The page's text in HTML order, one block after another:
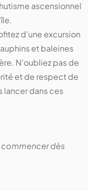
ascensionnel
d'une excursion
et baleines
N'oubliez pas de
et de respect de
lancer dans ces
dès